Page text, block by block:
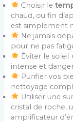
Choisir le
chaud, ou fin
est simplement
Ne jamais
pour ne pas
Éviter le
intense et
Purifier vos
nettoyage
Utiliser une
cristal de roche,
amplificateur